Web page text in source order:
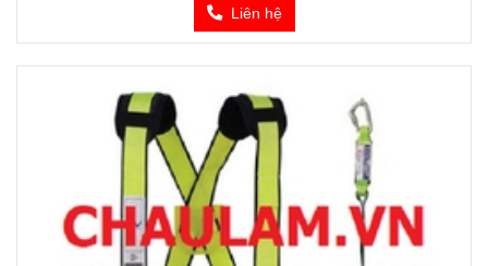
Liên hệ